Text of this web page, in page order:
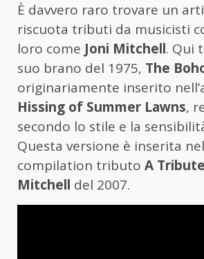
È davvero raro trovare un
riscuota tributi da musicisti
loro come Joni Mitchell. Qui
suo brano del 1975, The
originariamente inserito
Hissing of Summer Lawns,
secondo lo stile e la
Questa versione è inserita
compilation tributo A
Mitchell del 2007.